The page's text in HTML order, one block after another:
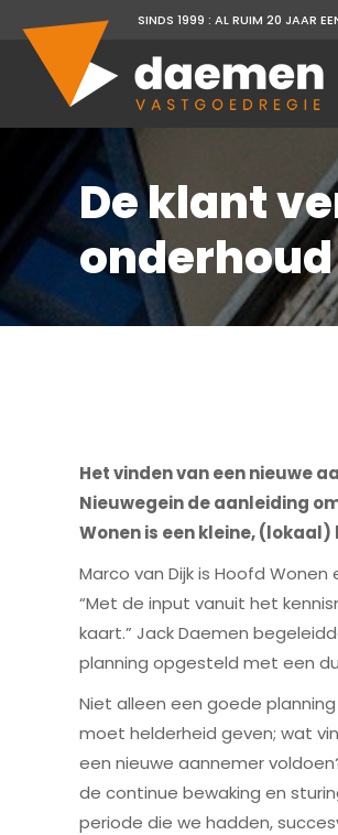
SINDS 1999 : AL RUIM 20 JAAR
De klant
Het vinden van een nieuwe
Nieuwegein de aanleiding
Wonen is een kleine,
Marco van Dijk is Hoofd
“Met de input vanuit het
kaart.” Jack Daemen
planning opgesteld met een
Niet alleen een goede
moet helderheid geven; wat
een nieuwe aannemer
de continue bewaking en
periode die we hadden,